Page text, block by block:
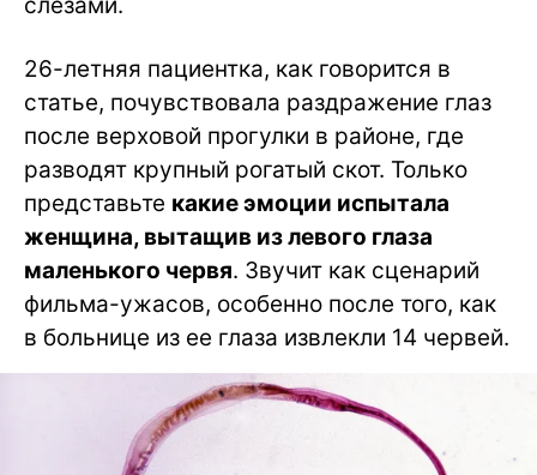
26-летняя пациентка, как говорится в
статье, почувствовала раздражение глаз
после верховой прогулки в районе, где
разводят крупный рогатый скот. Только
представьте какие эмоции испытала
женщина, вытащив из левого глаза
маленького червя. Звучит как сценарий
фильма-ужасов, особенно после того, как
в больнице из ее глаза извлекли 14 червей.